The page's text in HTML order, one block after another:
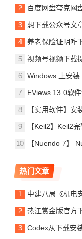
百度网盘夸克网盘
想下载公众号文
养老保险证明咋
视频号视频下载
Windows 上安
EViews 13.0软
【实用软件】安装版
【Keil2】Keil2
【Nuendo 7】
热门文章
中建八局《机电安
热江赏金版官方下载:正
Codex从下载安